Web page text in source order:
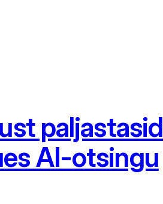
paljastasid
AI-otsingu